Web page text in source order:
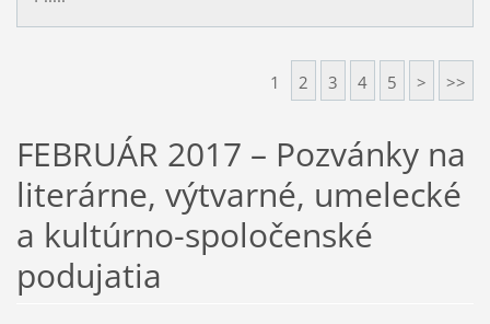
1 2 3 4 5 > >>
FEBRUÁR 2017 – Pozvánky na
literárne, výtvarné, umelecké
a kultúrno-spoločenské
podujatia